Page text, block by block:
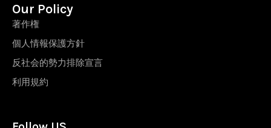
Our Policy
著作権
個人情報保護方針
反社会的勢力排除宣言
利用規約